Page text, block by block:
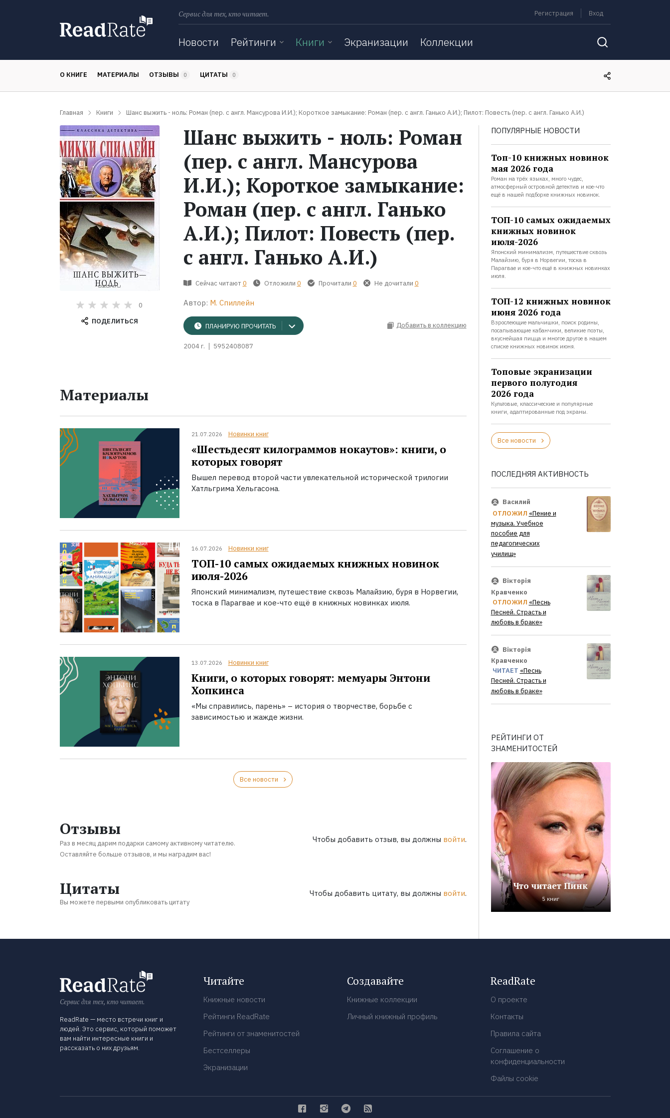
Сервис для тех, кто читает. Регистрация Вход
Новости Рейтинги Книги Экранизации Коллекции
О КНИГЕ МАТЕРИАЛЫ ОТЗЫВЫ 0 ЦИТАТЫ 0
Главная Книги Шанс выжить - ноль: Роман (пер. с англ. Мансурова И.И.); Короткое замыкание: Роман (пер. с англ. Ганько А.И.); Пилот: Повесть (пер. с англ. Ганько А.И.)
0
ПОДЕЛИТЬСЯ
Шанс выжить - ноль: Роман
(пер. с англ. Мансурова
И.И.); Короткое замыкание:
Роман (пер. с англ. Ганько
А.И.); Пилот: Повесть (пер.
с англ. Ганько А.И.)
Сейчас читают 0 Отложили 0 Прочитали 0 Не дочитали 0
Автор: М. Спиллейн
ПЛАНИРУЮ ПРОЧИТАТЬ Добавить в коллекцию
2004 г. 5952408087
Материалы
21.07.2026 Новинки книг
«Шестьдесят килограммов нокаутов»: книги, о
которых говорят
Вышел перевод второй части увлекательной исторической трилогии
Хатльгрима Хельгасона.
16.07.2026 Новинки книг
ТОП-10 самых ожидаемых книжных новинок
июля-2026
Японский минимализм, путешествие сквозь Малайзию, буря в Норвегии,
тоска в Парагвае и кое-что ещё в книжных новинках июля.
13.07.2026 Новинки книг
Книги, о которых говорят: мемуары Энтони
Хопкинса
«Мы справились, парень» – история о творчестве, борьбе с
зависимостью и жажде жизни.
Все новости
Отзывы
Раз в месяц дарим подарки самому активному читателю.
Оставляйте больше отзывов, и мы наградим вас!
Чтобы добавить отзыв, вы должны войти.
Цитаты
Вы можете первыми опубликовать цитату
Чтобы добавить цитату, вы должны войти.
ПОПУЛЯРНЫЕ НОВОСТИ
Топ-10 книжных новинок
мая 2026 года
Роман на трёх языках, много чудес,
атмосферный островной детектив и кое-что
ещё в нашей подборке книжных новинок.
ТОП-10 самых ожидаемых
книжных новинок
июля-2026
Японский минимализм, путешествие сквозь
Малайзию, буря в Норвегии, тоска в
Парагвае и кое-что ещё в книжных новинках
июля.
ТОП-12 книжных новинок
июня 2026 года
Взрослеющие мальчишки, поиск родины,
посапывающие кабанчики, великие поэты,
вкуснейшая пицца и многое другое в нашем
списке книжных новинок июня.
Топовые экранизации
первого полугодия
2026 года
Культовые, классические и популярные
книги, адаптированные под экраны.
Все новости
ПОСЛЕДНЯЯ АКТИВНОСТЬ
Василий
ОТЛОЖИЛ «Пение и
музыка. Учебное
пособие для
педагогических
училищ»
Вікторія
Кравченко
ОТЛОЖИЛ «Песнь
Песней. Страсть и
любовь в браке»
Вікторія
Кравченко
ЧИТАЕТ «Песнь
Песней. Страсть и
любовь в браке»
РЕЙТИНГИ ОТ
ЗНАМЕНИТОСТЕЙ
Что читает Пинк
5 книг
Сервис для тех, кто читает.
ReadRate — место встречи книг и
людей. Это сервис, который поможет
вам найти интересные книги и
рассказать о них друзьям.
Читайте
Книжные новости
Рейтинги ReadRate
Рейтинги от знаменитостей
Бестселлеры
Экранизации
Создавайте
Книжные коллекции
Личный книжный профиль
ReadRate
О проекте
Контакты
Правила сайта
Соглашение о
конфиденциальности
Файлы cookie